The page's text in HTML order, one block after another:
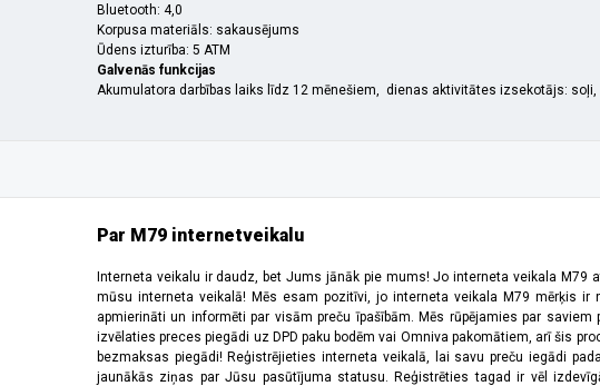
Bluetooth: 4,0
Korpusa materiāls: sakausējums
Ūdens izturība: 5 ATM
Galvenās funkcijas
Akumulatora darbības laiks līdz 12 mēnešiem, dienas aktivitātes izsekotājs:
Par M79 internetveikalu
Interneta veikalu ir daudz, bet Jums jānāk pie mums! Jo interneta veikala
mūsu interneta veikalā! Mēs esam pozitīvi, jo interneta veikala M79 mērķis
apmierināti un informēti par visām preču īpašībām. Mēs rūpējamies par
izvēlaties preces piegādi uz DPD paku bodēm vai Omniva pakomātiem, arī šis
bezmaksas piegādi! Reģistrējieties interneta veikalā, lai savu preču iegādi
jaunākās ziņas par Jūsu pasūtījuma statusu. Reģistrēties tagad ir vēl